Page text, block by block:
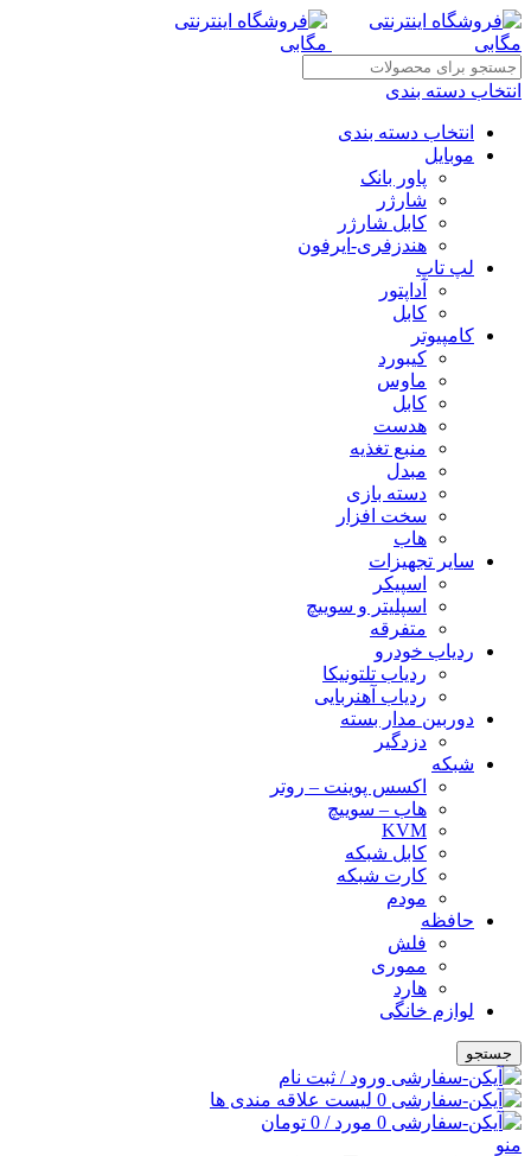
انتخاب دسته بندی
انتخاب دسته بندی
موبایل
پاور بانک
شارژر
کابل شارژر
هندزفری-ایرفون
لپ تاپ
آداپتور
کابل
کامپیوتر
کیبورد
ماوس
کابل
هدست
منبع تغذیه
مبدل
دسته بازی
سخت افزار
هاب
سایر تجهیزات
اسپیکر
اسپلیتر و سوییچ
متفرقه
ردیاب خودرو
ردیاب تلتونیکا
ردیاب آهنربایی
دوربین مدار بسته
دزدگیر
شبکه
اکسس پوینت – روتر
هاب – سوییچ
KVM
کابل شبکه
کارت شبکه
مودم
حافظه
فلش
مموری
هارد
لوازم خانگی
جستجو
ورود / ثبت نام
0 لیست علاقه مندی ها
0 مورد/
0 تومان
منو